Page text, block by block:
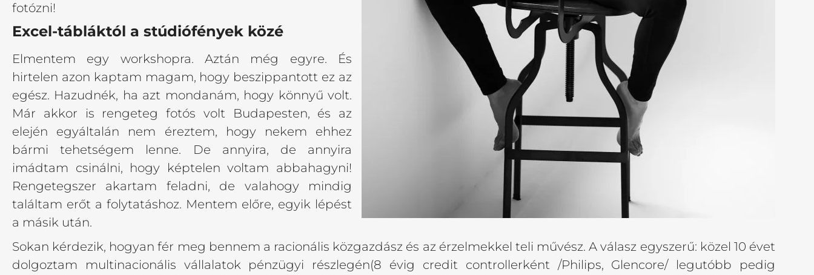
fotózni!
Excel-tábláktól a stúdiófények közé
Elmentem egy workshopra. Aztán még egyre. És
hirtelen azon kaptam magam, hogy beszippantott ez az
egész. Hazudnék, ha azt mondanám, hogy könnyű volt.
Már akkor is rengeteg fotós volt Budapesten, és az
elején egyáltalán nem éreztem, hogy nekem ehhez
bármi tehetségem lenne. De annyira, de annyira
imádtam csinálni, hogy képtelen voltam abbahagyni!
Rengetegszer akartam feladni, de valahogy mindig
találtam erőt a folytatáshoz. Mentem előre, egyik lépést
a másik után.
Sokan kérdezik, hogyan fér meg bennem a racionális közgazdász és az érzelmekkel teli művész. A válasz egyszerű: közel 10 évet
dolgoztam multinacionális vállalatok pénzügyi részlegén(8 évig credit controllerként /Philips, Glencore/ legutóbb pedig